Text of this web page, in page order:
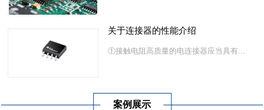
关于连接器的性能介绍
①接触电阻高质量的电连接器应当具有...
案例展示